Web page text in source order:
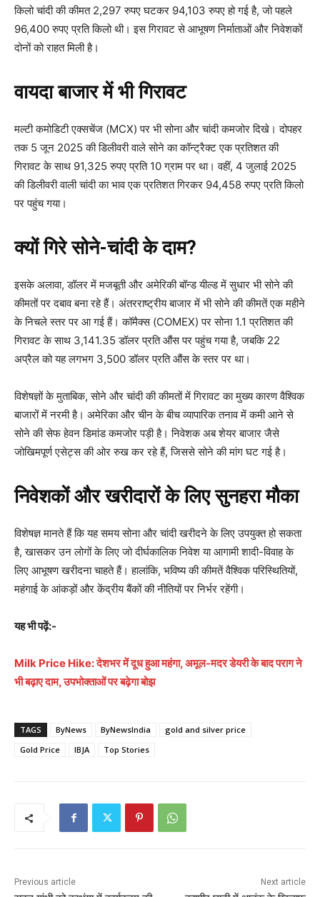
किलो चांदी की कीमत 2,297 रुपए घटकर 94,103 रुपए हो गई है, जो पहले
96,400 रुपए प्रति किलो थी। इस गिरावट से आभूषण निर्माताओं और निवेशकों
दोनों को राहत मिली है।
वायदा बाजार में भी गिरावट
मल्टी कमोडिटी एक्सचेंज (MCX) पर भी सोना और चांदी कमजोर दिखे। दोपहर
तक 5 जून 2025 की डिलीवरी वाले सोने का कॉन्ट्रैक्ट एक प्रतिशत की
गिरावट के साथ 91,325 रुपए प्रति 10 ग्राम पर था। वहीं, 4 जुलाई 2025
की डिलीवरी वाली चांदी का भाव एक प्रतिशत गिरकर 94,458 रुपए प्रति किलो
पर पहुंच गया।
क्यों गिरे सोने-चांदी के दाम?
इसके अलावा, डॉलर में मजबूती और अमेरिकी बॉन्ड यील्ड में सुधार भी सोने की
कीमतों पर दबाव बना रहे हैं। अंतरराष्ट्रीय बाजार में भी सोने की कीमतें एक महीने
के निचले स्तर पर आ गई हैं। कॉमैक्स (COMEX) पर सोना 1.1 प्रतिशत की
गिरावट के साथ 3,141.35 डॉलर प्रति औंस पर पहुंच गया है, जबकि 22
अप्रैल को यह लगभग 3,500 डॉलर प्रति औंस के स्तर पर था।
विशेषज्ञों के मुताबिक, सोने और चांदी की कीमतों में गिरावट का मुख्य कारण वैश्विक
बाजारों में नरमी है। अमेरिका और चीन के बीच व्यापारिक तनाव में कमी आने से
सोने की सेफ हेवन डिमांड कमजोर पड़ी है। निवेशक अब शेयर बाजार जैसे
जोखिमपूर्ण एसेट्स की ओर रुख कर रहे हैं, जिससे सोने की मांग घट गई है।
निवेशकों और खरीदारों के लिए सुनहरा मौका
विशेषज्ञ मानते हैं कि यह समय सोना और चांदी खरीदने के लिए उपयुक्त हो सकता
है, खासकर उन लोगों के लिए जो दीर्घकालिक निवेश या आगामी शादी-विवाह के
लिए आभूषण खरीदना चाहते हैं। हालांकि, भविष्य की कीमतें वैश्विक परिस्थितियों,
महंगाई के आंकड़ों और केंद्रीय बैंकों की नीतियों पर निर्भर रहेंगी।
यह भी पढ़ें:-
Milk Price Hike: देशभर में दूध हुआ महंगा, अमूल-मदर डेयरी के बाद पराग ने
भी बढ़ाए दाम, उपभोक्ताओं पर बढ़ेगा बोझ
TAGS ByNews ByNewsIndia
gold and silver price
Gold Price
IBJA Top Stories
Previous article Next article